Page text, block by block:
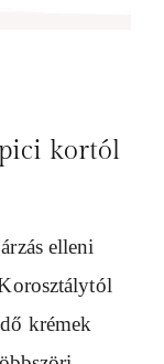
kortól
elleni
krémek